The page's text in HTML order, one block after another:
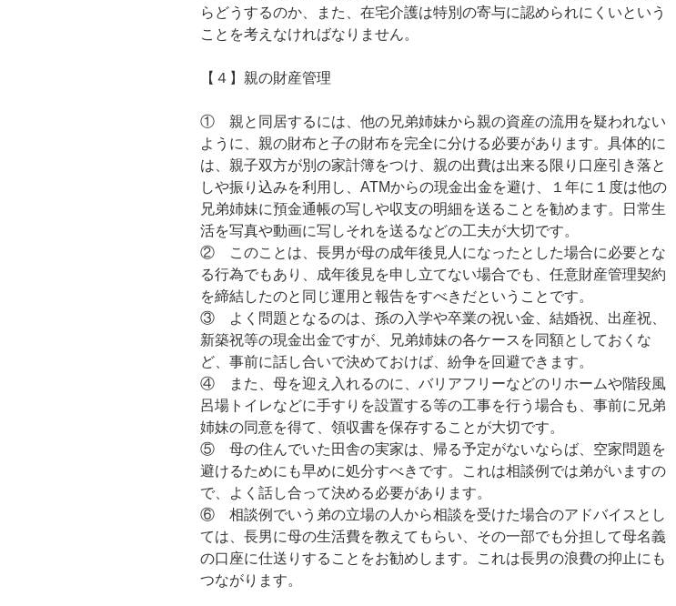
らどうするのか、また、在宅介護は特別の寄与に認められにくいという
ことを考えなければなりません。
【４】親の財産管理
① 親と同居するには、他の兄弟姉妹から親の資産の流用を疑われない
ように、親の財布と子の財布を完全に分ける必要があります。具体的に
は、親子双方が別の家計簿をつけ、親の出費は出来る限り口座引き落と
しや振り込みを利用し、ATMからの現金出金を避け、１年に１度は他の
兄弟姉妹に預金通帳の写しや収支の明細を送ることを勧めます。日常生
活を写真や動画に写しそれを送るなどの工夫が大切です。
② このことは、長男が母の成年後見人になったとした場合に必要とな
る行為でもあり、成年後見を申し立てない場合でも、任意財産管理契約
を締結したのと同じ運用と報告をすべきだということです。
③ よく問題となるのは、孫の入学や卒業の祝い金、結婚祝、出産祝、
新築祝等の現金出金ですが、兄弟姉妹の各ケースを同額としておくな
ど、事前に話し合いで決めておけば、紛争を回避できます。
④ また、母を迎え入れるのに、バリアフリーなどのリホームや階段風
呂場トイレなどに手すりを設置する等の工事を行う場合も、事前に兄弟
姉妹の同意を得て、領収書を保存することが大切です。
⑤ 母の住んでいた田舎の実家は、帰る予定がないならば、空家問題を
避けるためにも早めに処分すべきです。これは相談例では弟がいますの
で、よく話し合って決める必要があります。
⑥ 相談例でいう弟の立場の人から相談を受けた場合のアドバイスとし
ては、長男に母の生活費を教えてもらい、その一部でも分担して母名義
の口座に仕送りすることをお勧めします。これは長男の浪費の抑止にも
つながります。